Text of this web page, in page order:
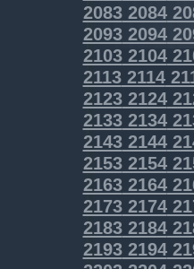
20832084
20932094
21032104
21132114
21232124
21332134
21432144
21532154
21632164
21732174
21832184
21932194